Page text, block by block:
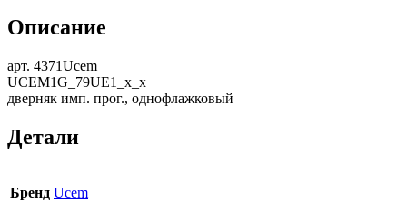
UCEM1G_79UE1_x_x
Описание
арт. 4371Ucem
UCEM1G_79UE1_x_x
дверняк имп. прог., однофлажковый
Детали
Бренд Ucem